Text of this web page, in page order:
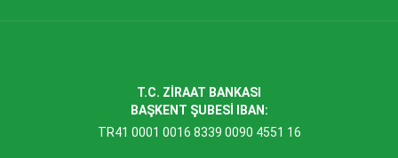
T.C. ZİRAAT BANKASI
BAŞKENT ŞUBESİ IBAN:
TR41 0001 0016 8339 0090 4551 16